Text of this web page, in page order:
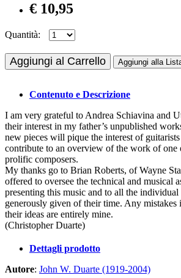
€ 10,95
Quantità:
Aggiungi al Carrello Aggiungi alla
Contenuto e Descrizione
I am very grateful to Andrea Schiavina and
their interest in my father’s unpublished
new pieces will pique the interest of
contribute to an overview of the work of one
prolific composers.
My thanks go to Brian Roberts, of Wayne
offered to oversee the technical and musical
presenting this music and to all the
generously given of their time. Any mistakes
their ideas are entirely mine.
(Christopher Duarte)
Dettagli prodotto
Autore: John W. Duarte (1919-2004)